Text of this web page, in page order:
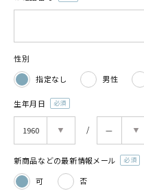
(必
性別
指定なし
男性
生年月日
(必
須)
新商品などの最新情報メール
可
否